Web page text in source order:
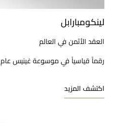
لينكومبارابل
العقد الأثمن في العالم
رقماً قياسياً في موسوعة غينيس عام 2013
اكتشف المزيد